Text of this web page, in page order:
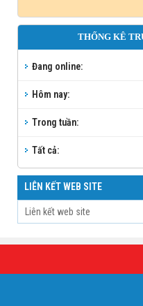
THỐNG KÊ
Đang online:
Hôm nay:
Trong tuần:
Tất cả:
LIÊN KẾT WEB SITE